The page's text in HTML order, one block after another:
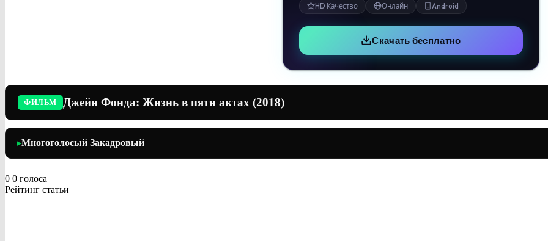
HD Качество Онлайн Android
Скачать бесплатно
ФИЛЬМ Джейн Фонда: Жизнь в пяти актах (2018)
▶Многоголосый Закадровый
0 0 голоса
Рейтинг статьи